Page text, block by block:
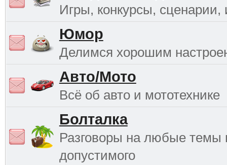
Игры, конкурсы, сценарии,
Юмор
Делимся хорошим
Авто/Мото
Всё об авто и мототехнике
Болталка
Разговоры на любые темы
допустимого